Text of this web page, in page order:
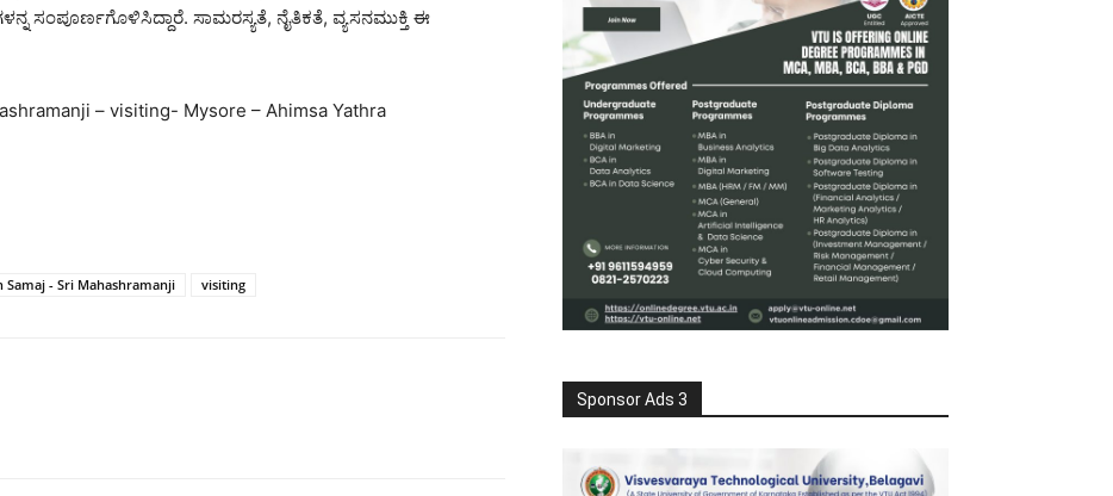
ಸಂಪೂರ್ಣಗೊಳಿಸಿದ್ದಾರೆ. ಸಾಮರಸ್ಯತೆ, ನೈತಿಕತೆ, ವ್ಯಸನಮುಕ್ತಿ ಈ
– visiting- Mysore – Ahimsa Yathra
Samaj - Sri Mahashramanji visiting
Sponsor Ads 3